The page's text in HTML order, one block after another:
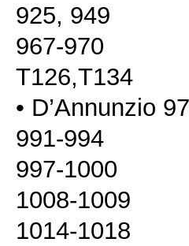
925, 949
967-970
T126,T134
• D’Annunzio
991-994
997-1000
1008-1009
1014-1018